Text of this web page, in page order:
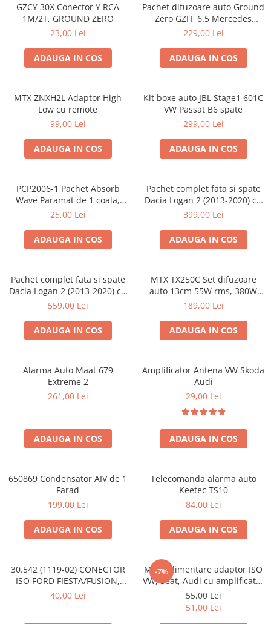
GZCY 30X Conector Y RCA
1M/2T, GROUND ZERO
23,00 Lei
ADAUGA IN COS
Pachet difuzoare auto Ground
Zero GZFF 6.5 Mercedes
Vito/Viano/Sprinter
229,00 Lei
ADAUGA IN COS
MTX ZNXH2L Adaptor High
Low cu remote
99,00 Lei
ADAUGA IN COS
Kit boxe auto JBL Stage1 601C
VW Passat B6 spate
299,00 Lei
ADAUGA IN COS
PCP2006-1 Pachet Absorb
Wave Paramat de 1 coala,
spuma de 16mm grosime,
25,00 Lei
ADAUGA IN COS
Pachet complet fata si spate
Dacia Logan 2 (2013-2020) cu
boxe Ground Zero Ferrum
399,00 Lei
ADAUGA IN COS
Pachet complet fata si spate
Dacia Logan 2 (2013-2020) cu
boxe Ground Zero Ferrum
559,00 Lei
ADAUGA IN COS
MTX TX250C Set difuzoare
auto 13cm 55W rms, 380W
peak
189,00 Lei
ADAUGA IN COS
Alarma Auto Maat 679
Extreme 2
261,00 Lei
ADAUGA IN COS
Amplificator Antena VW Skoda
Audi
29,00 Lei
ADAUGA IN COS
650869 Condensator AIV de 1
Farad
199,00 Lei
ADAUGA IN COS
Telecomanda alarma auto
Keetec TS10
84,00 Lei
ADAUGA IN COS
30.542 (1119-02) CONECTOR
ISO FORD FIESTA/FUSION,
2002-2005
40,00 Lei
-7%
Mufa alimentare adaptor ISO
VW, Seat, Audi cu amplificator
antena
55,00 Lei
51,00 Lei